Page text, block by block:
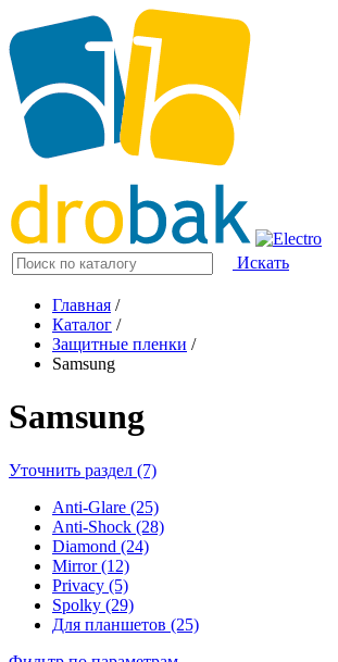
Искать
Главная /
Каталог /
Защитные пленки /
Samsung
Samsung
Уточнить раздел (7)
Anti-Glare (25)
Anti-Shock (28)
Diamond (24)
Mirror (12)
Privacy (5)
Spolky (29)
Для планшетов (25)